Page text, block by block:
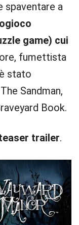
spaventare a
game) cui
fumettista
stato
Sandman,
Book.
trailer.